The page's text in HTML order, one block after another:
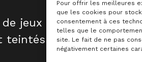
Pour offrir les meilleures
que les cookies pour
consentement à ces
telles que le
site. Le fait de ne pas
négativement certaines
jeux mystérieux,
teintés d’humour